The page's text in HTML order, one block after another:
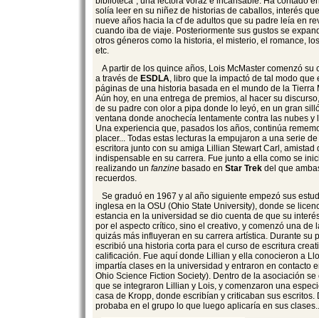
solía leer en su niñez de historias de caballos, interés
nueve años hacia la cf de adultos que su padre leía en
cuando iba de viaje. Posteriormente sus gustos se
otros géneros como la historia, el misterio, el romance,
etc.
A partir de los quince años, Lois McMaster comenzó su
a través de ESDLA, libro que la impactó de tal modo que
páginas de una historia basada en el mundo de la Tierra
Aún hoy, en una entrega de premios, al hacer su
de su padre con olor a pipa donde lo leyó, en un gran
ventana donde anochecía lentamente contra las nubes y
Una experiencia que, pasados los años, continúa
placer... Todas estas lecturas la empujaron a una serie
escritora junto con su amiga Lillian Stewart Carl, amistad
indispensable en su carrera. Fue junto a ella como se
realizando un fanzine basado en Star Trek del que
recuerdos.
Se graduó en 1967 y al año siguiente empezó sus
inglesa en la OSU (Ohio State University), donde se
estancia en la universidad se dio cuenta de que su
por el aspecto crítico, sino el creativo, y comenzó una de
quizás más influyeran en su carrera artística. Durante su
escribió una historia corta para el curso de escritura
calificación. Fue aquí donde Lillian y ella conocieron a
impartía clases en la universidad y entraron en contacto
Ohio Science Fiction Society). Dentro de la asociación
que se integraron Lillian y Lois, y comenzaron una
casa de Kropp, donde escribían y criticaban sus escritos.
probaba en el grupo lo que luego aplicaría en sus